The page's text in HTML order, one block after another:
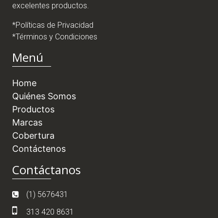
excelentes productos.
*Políticas de Privacidad
*Términos y Condiciones
Menú
Home
Quiénes Somos
Productos
Marcas
Cobertura
Contáctenos
Contáctanos
(1) 5676431
313 420 8631